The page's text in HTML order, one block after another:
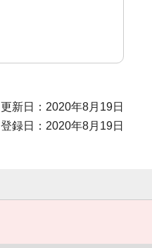
更新日：2020年8月19日
登録日：2020年8月19日